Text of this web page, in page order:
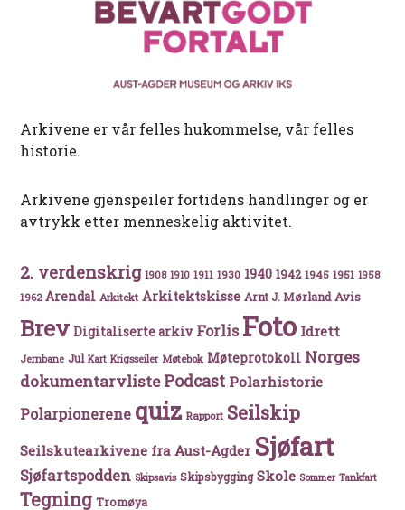
Arkivene er vår felles hukommelse, vår felles
historie.
Arkivene gjenspeiler fortidens handlinger og er
avtrykk etter menneskelig aktivitet.
2. verdenskrig 1908 1910 1911 1930 1940 1942 1945 1951 1958
1962 Arendal Arkitekt Arkitektskisse Arnt J. Mørland Avis
Brev Digitaliserte arkiv Forlis Foto Idrett
Jernbane Jul Kart Krigsseiler Møtebok Møteprotokoll Norges
dokumentarvlistePodcast Polarhistorie
Polarpionerene quiz Rapport Seilskip
Seilskutearkivene fra Aust-Agder Sjøfart
Sjøfartspodden Skipsavis Skipsbygging Skole Sommer Tankfart
Tegning Tromøya